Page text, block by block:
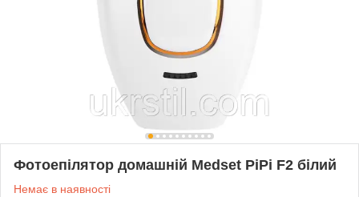
Фотоепілятор домашній Medset PiPi F2 білий
Немає в наявності